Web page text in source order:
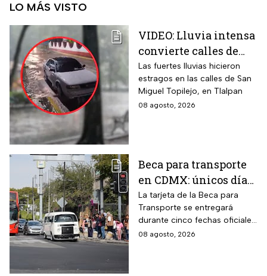
LO MÁS VISTO
VIDEO: Lluvia intensa
convierte calles de
Tlalpan en ríos
Las fuertes lluvias hicieron
estragos en las calles de San
Miguel Topilejo, en Tlalpan
08 agosto, 2026
Beca para transporte
en CDMX: únicos días
para recoger la tarjeta
si te atrasaste
La tarjeta de la Beca para
Transporte se entregará
durante cinco fechas oficiales
en la CDMX; estos son los
08 agosto, 2026